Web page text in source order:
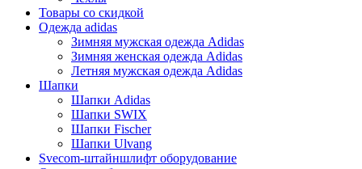
Товары со скидкой
Одежда adidas
Зимняя мужская одежда Adidas
Зимняя женская одежда Adidas
Летняя мужская одежда Adidas
Шапки
Шапки Adidas
Шапки SWIX
Шапки Fischer
Шапки Ulvang
Svecom-штайншлифт оборудование